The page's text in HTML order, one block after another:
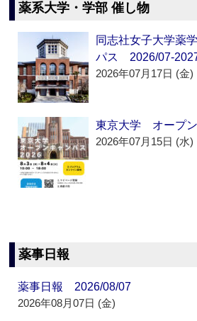
薬系大学・学部 催し物
同志社女子大学薬
パス 2026/07-
2026年07月17日 (金)
東京大学 オープ
2026年07月15日 (水)
薬事日報
薬事日報 2026/08/07
2026年08月07日 (金)